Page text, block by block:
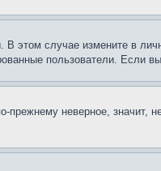
этом случае измените в
пользователи. Если
неверное, значит,